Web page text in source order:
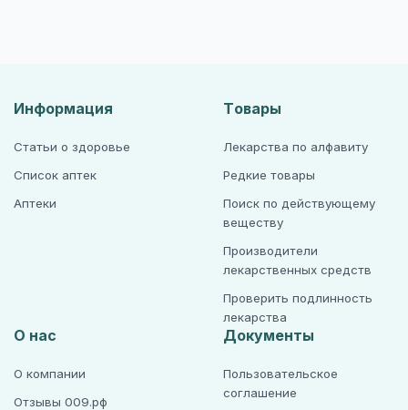
Информация
Статьи о здоровье
Список аптек
Аптеки
Товары
Лекарства по алфавиту
Редкие товары
Поиск по действующему
веществу
Производители
лекарственных средств
Проверить подлинность
лекарства
О нас
О компании
Отзывы 009.рф
Документы
Пользовательское
соглашение